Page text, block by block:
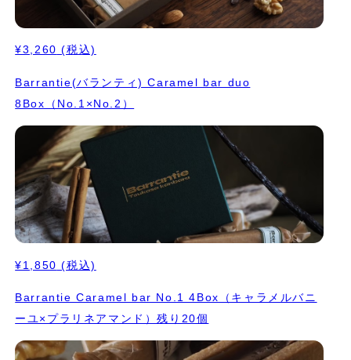
¥3,260 (税込)
Barrantie(バランティ) Caramel bar duo
8Box（No.1×No.2）
¥1,850 (税込)
Barrantie Caramel bar No.1 4Box（キャラメルバニ
ーユ×プラリネアマンド）残り20個